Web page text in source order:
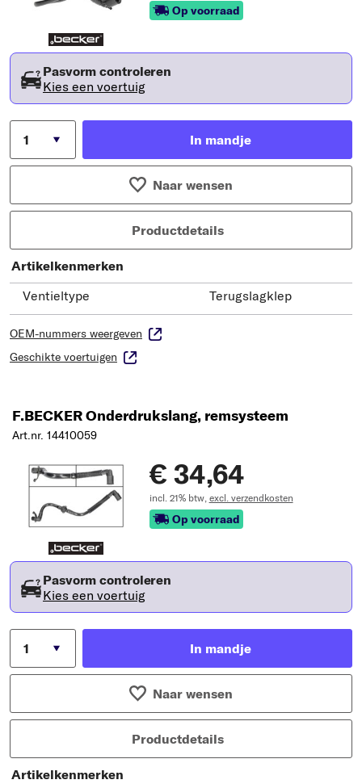
Op voorraad
Pasvorm controleren
Kies een voertuig
In mandje
Naar wensen
Productdetails
Artikelkenmerken
Ventieltype
Terugslagklep
OEM-nummers weergeven
Geschikte voertuigen
F.BECKER Onderdrukslang, remsysteem
Art.nr. 14410059
€ 34,64
incl. 21% btw, excl. verzendkosten
Op voorraad
Pasvorm controleren
Kies een voertuig
In mandje
Naar wensen
Productdetails
Artikelkenmerken